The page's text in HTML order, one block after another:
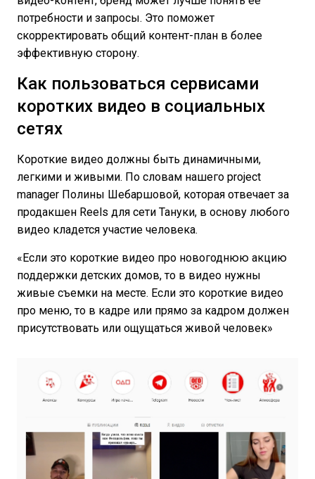
потребности и запросы. Это поможет
скорректировать общий контент-план в более
эффективную сторону.
Как пользоваться сервисами
коротких видео в социальных
сетях
Короткие видео должны быть динамичными,
легкими и живыми. По словам нашего project
manager Полины Шебаршовой, которая отвечает за
продакшен Reels для сети Тануки, в основу любого
видео кладется участие человека.
«Если это короткие видео про новогоднюю акцию
поддержки детских домов, то в видео нужны
живые съемки на месте. Если это короткие видео
про меню, то в кадре или прямо за кадром должен
присутствовать или ощущаться живой человек»